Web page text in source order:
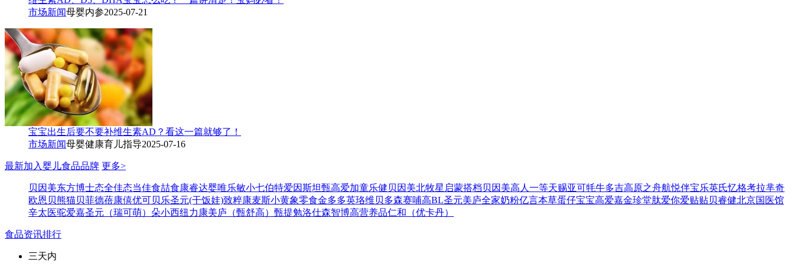
市场新闻母婴内参2025-07-21
宝宝出生后要不要补维生素AD？看这一篇就够了！
市场新闻母婴健康育儿指导2025-07-16
最新加入婴儿食品品牌 更多>
贝因美东方博士态全佳态当佳食喆食康睿达婴唯乐敏小七伯特爱因斯坦甄高爱加童乐健贝因美北牧星 启蒙搭档贝因美高人一等天赐亚可牦牛多吉高原之舟航悦伴宝乐英氏忆格考拉芈奇
欧恩贝熊猫贝菲德蓓康僖优可贝乐圣元(干饭娃)致粹康麦斯小黄象零食金多多英珞维贝多森赛哺高BL圣元美庐全家奶粉亿言本草蛋仔宝宝高爱嘉金珍堂肽爱你爱贴贴贝睿健北京国医馆
辛太医驼爱嘉圣元（瑞可萌） 朵小西纽力康美庐（甄舒高） 甄提勉洛仕森智博高营养品仁和（优卡丹）
食品资讯排行
三天内